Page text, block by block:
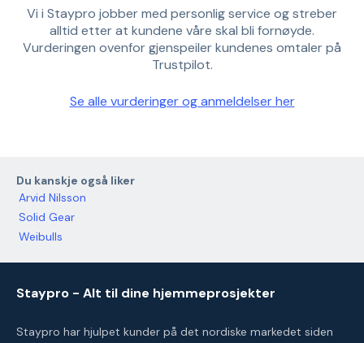
Vi i Staypro jobber med personlig service og streber
alltid etter at kundene våre skal bli fornøyde.
Vurderingen ovenfor gjenspeiler kundenes omtaler på
Trustpilot.
Se alle vurderinger og anmeldelser her
Du kanskje også liker
Arvid Nilsson
Solid Gear
Weibulls
Staypro - Alt til dine hjemmeprosjekter
Staypro har hjulpet kunder på det nordiske markedet siden